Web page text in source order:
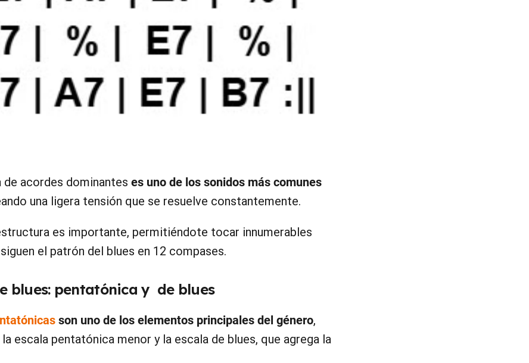
de acordes dominantes es uno de los sonidos más comunes
una ligera tensión que se resuelve constantemente.
es importante, permitiéndote tocar innumerables
el patrón del blues en 12 compases.
blues: pentatónica y de blues
son uno de los elementos principales del género,
escala pentatónica menor y la escala de blues, que agrega la